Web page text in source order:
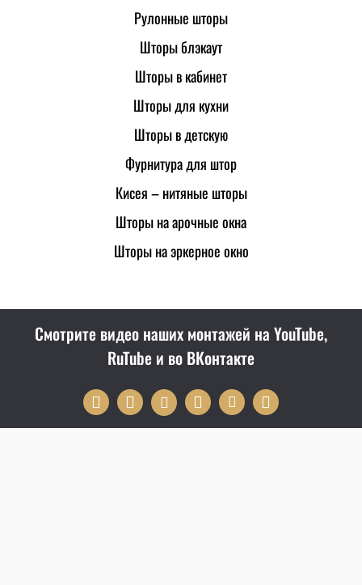
Рулонные шторы
Шторы блэкаут
Шторы в кабинет
Шторы для кухни
Шторы в детскую
Фурнитура для штор
Кисея – нитяные шторы
Шторы на арочные окна
Шторы на эркерное окно
Смотрите видео наших монтажей на YouTube,
RuTube и во ВКонтакте